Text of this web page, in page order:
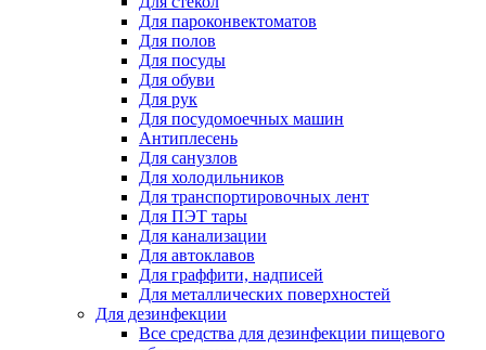
Для пароконвектоматов
Для полов
Для посуды
Для обуви
Для рук
Для посудомоечных машин
Антиплесень
Для санузлов
Для холодильников
Для транспортировочных лент
Для ПЭТ тары
Для канализации
Для автоклавов
Для граффити, надписей
Для металлических поверхностей
Для дезинфекции
Все средства для дезинфекции пищевого